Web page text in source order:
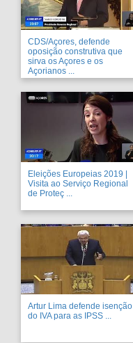
CDS/Açores, defende
oposição construtiva que
sirva os Açores e os
Açorianos ...
Eleições Europeias 2019 |
Visita ao Serviço Regional
de Proteç ...
Artur Lima defende isenção
do IVA para as IPSS ...